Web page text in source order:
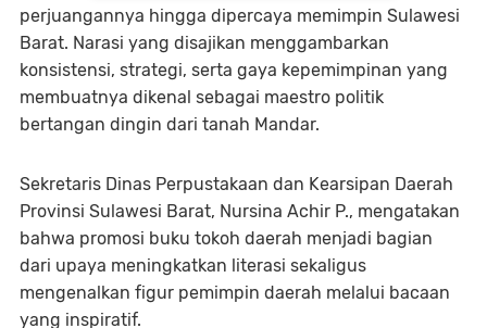
perjuangannya hingga dipercaya memimpin Sulawesi
Barat. Narasi yang disajikan menggambarkan
konsistensi, strategi, serta gaya kepemimpinan yang
membuatnya dikenal sebagai maestro politik
bertangan dingin dari tanah Mandar.
Sekretaris Dinas Perpustakaan dan Kearsipan Daerah
Provinsi Sulawesi Barat, Nursina Achir P., mengatakan
bahwa promosi buku tokoh daerah menjadi bagian
dari upaya meningkatkan literasi sekaligus
mengenalkan figur pemimpin daerah melalui bacaan
yang inspiratif.